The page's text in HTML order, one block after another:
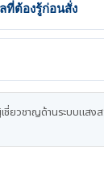
ที่ต้องรู้ก่อนสั่ง
ชาญด้านระบบแสงสว่